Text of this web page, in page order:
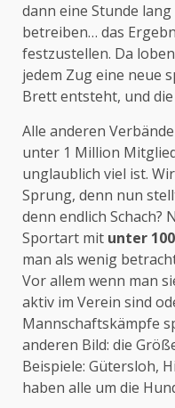
dann eine Stunde
betreiben… das
festzustellen. Da
jedem Zug eine neue
Brett entsteht, und
Alle anderen
unter 1 Million
unglaublich viel ist.
Sprung, denn nun
denn endlich Schach?
Sportart mit unter
man als wenig
Vor allem wenn man
aktiv im Verein sind
Mannschaftskämpfe
anderen Bild: die
Beispiele: Gütersloh,
haben alle um die